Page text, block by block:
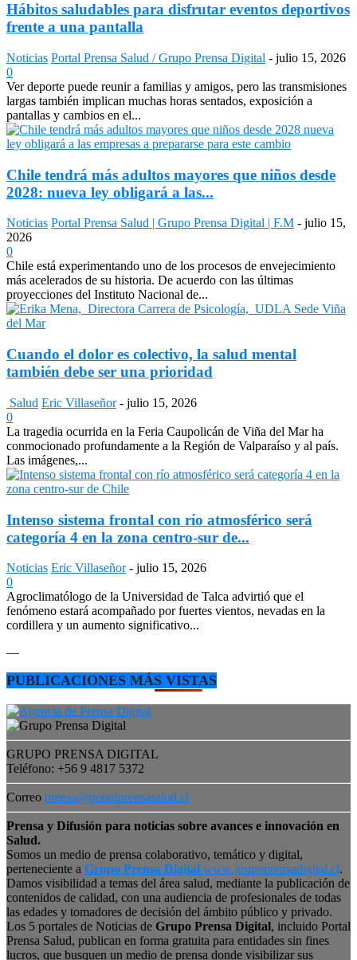
Hábitos saludables para disfrutar eventos deportivos
frente a una pantalla
Noticias Portal Prensa Salud / Grupo Prensa Digital - julio 15, 2026
0
Ver deporte puede reunir a familias y amigos, pero las transmisiones
largas también implican muchas horas sentados, exposición a
pantallas y cambios en el...
Chile tendrá más adultos mayores que niños desde
2028: nueva ley obligará a las...
Noticias Portal Prensa Salud | Grupo Prensa Digital | F.M - julio 15,
2026
0
Chile está experimentando uno de los procesos de envejecimiento
más acelerados de su historia. De acuerdo con las últimas
proyecciones del Instituto Nacional de...
Cuando el dolor es colectivo, la salud mental
también debe ser una prioridad
Salud Eric Villaseñor - julio 15, 2026
0
La tragedia ocurrida en la Feria Caupolicán de Viña del Mar ha
conmocionado profundamente a la Región de Valparaíso y al país.
Las imágenes,...
Intenso sistema frontal con río atmosférico será
categoría 4 en la zona centro-sur de...
Noticias Eric Villaseñor - julio 15, 2026
0
Agroclimatólogo de la Universidad de Talca advirtió que el
fenómeno estará acompañado por fuertes vientos, nevadas en la
cordillera y un aumento significativo...
—
PUBLICACIONES MÁS VISTAS
GRUPO PRENSA DIGITAL
Teléfono: +56 9 4817 5372
Correo prensa@portalprensasalud.cl
Prensa y Difusión para noticias sobre avances e innovación en
Salud.
Somos un medio de prensa colaborativo, temático y digital,
perteneciente a Grupo Prensa Digital www.grupoprensadigital.cl.
Damos visibilidad a temas del área salud, mediante la publicación de
contenidos de calidad, con una audiencia de profesionales de todas
las edades y tomadores de decisión del ámbito público y privado.
Los 5 portales de Noticias de Grupo Prensa Digital, incluido Portal
Prensa Salud, publican en forma gratuita para entidades sin fines
lucros, que busquen un medio de prensa donde visibilizar sus